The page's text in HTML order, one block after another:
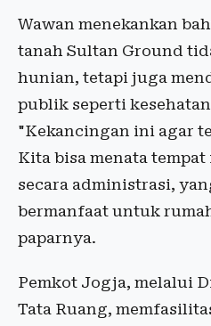
Wawan menekankan
tanah Sultan Ground
hunian, tetapi juga
publik seperti
"Kekancingan ini agar
Kita bisa menata
secara administrasi,
bermanfaat untuk
paparnya.
Pemkot Jogja, melalui
Tata Ruang,